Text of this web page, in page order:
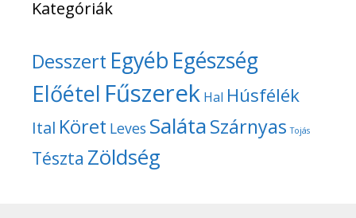
Kategóriák
Desszert Egyéb Egészség
Előétel Fűszerek Hal Húsfélék
Ital Köret Leves SalátaSzárnyas Tojás
Tészta Zöldség